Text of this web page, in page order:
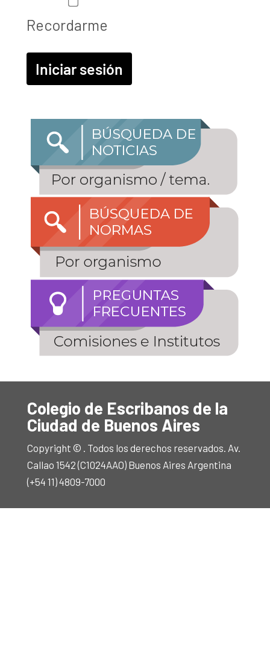
Recordarme
Colegio de Escribanos de la
Ciudad de Buenos Aires
Copyright © . Todos los derechos reservados. Av.
Callao 1542 (C1024AAO) Buenos Aires Argentina
(+54 11) 4809-7000